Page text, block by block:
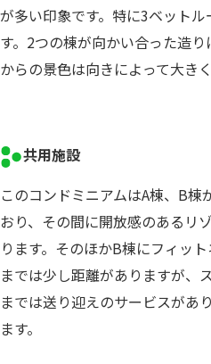
が多い印象です。特に3ベット
す。2つの棟が向かい合った造
からの景色は向きによって大き
共用施設
このコンドミニアムはA棟、B棟
おり、その間に開放感のあるリ
ります。そのほかB棟にフィッ
までは少し距離がありますが、
までは送り迎えのサービスがあ
ます。